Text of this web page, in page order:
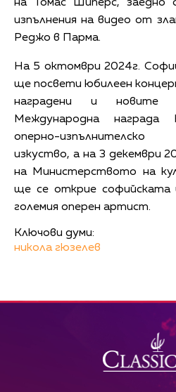
на Томас Шиперс, заедно
изпълнения на видео от
Реджо в Парма.
На 5 октомври 2024г.
ще посвети юбилеен
наградени и новите
Международна награда
оперно-
изкуство, а на 3 декември
на Министерството на
ще се открие софийската
големия оперен артист.
Ключови думи:
никола гюзелев